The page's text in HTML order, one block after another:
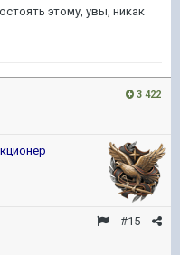
этому, увы, никак
3 422
#15